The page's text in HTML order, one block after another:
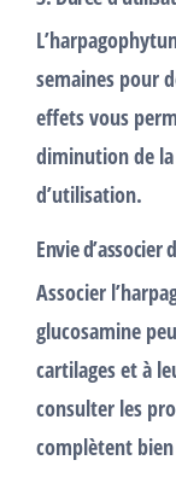
semaines pour
effets vous
diminution de
d’utilisation.
Envie
Associer
glucosamine
cartilages et à
consulter les
complètent